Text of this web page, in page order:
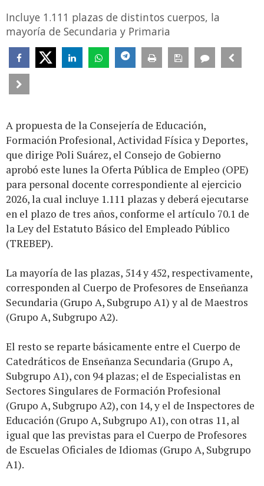
Incluye 1.111 plazas de distintos cuerpos, la
mayoría de Secundaria y Primaria
A propuesta de la Consejería de Educación,
Formación Profesional, Actividad Física y Deportes,
que dirige Poli Suárez, el Consejo de Gobierno
aprobó este lunes la Oferta Pública de Empleo (OPE)
para personal docente correspondiente al ejercicio
2026, la cual incluye 1.111 plazas y deberá ejecutarse
en el plazo de tres años, conforme el artículo 70.1 de
la Ley del Estatuto Básico del Empleado Público
(TREBEP).
La mayoría de las plazas, 514 y 452, respectivamente,
corresponden al Cuerpo de Profesores de Enseñanza
Secundaria (Grupo A, Subgrupo A1) y al de Maestros
(Grupo A, Subgrupo A2).
El resto se reparte básicamente entre el Cuerpo de
Catedráticos de Enseñanza Secundaria (Grupo A,
Subgrupo A1), con 94 plazas; el de Especialistas en
Sectores Singulares de Formación Profesional
(Grupo A, Subgrupo A2), con 14, y el de Inspectores de
Educación (Grupo A, Subgrupo A1), con otras 11, al
igual que las previstas para el Cuerpo de Profesores
de Escuelas Oficiales de Idiomas (Grupo A, Subgrupo
A1).